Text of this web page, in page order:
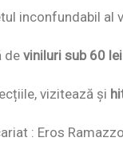
inconfundabil al
de viniluri sub 60
vizitează și
: Eros